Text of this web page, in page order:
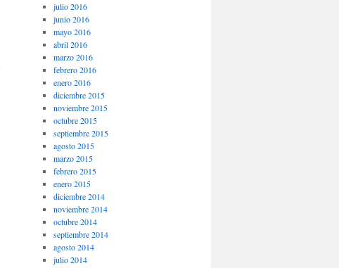
julio 2016
junio 2016
mayo 2016
abril 2016
marzo 2016
febrero 2016
enero 2016
diciembre 2015
noviembre 2015
octubre 2015
septiembre 2015
agosto 2015
marzo 2015
febrero 2015
enero 2015
diciembre 2014
noviembre 2014
octubre 2014
septiembre 2014
agosto 2014
julio 2014